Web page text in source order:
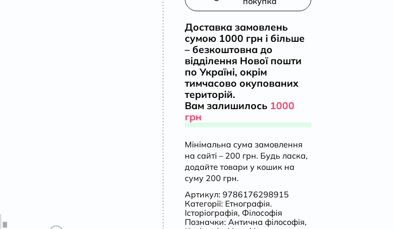
кількість
Доставка замовлень
сумою 1000 грн і більше
– безкоштовна до
відділення Нової пошти
по Україні, окрім
тимчасово окупованих
територій.
Вам залишилось 1000
грн
Мінімальна сума замовлення
на сайті – 200 грн. Будь ласка,
додайте товари у кошик на
суму 200 грн.
Артикул: 9786176298915
Категорії: Етнографія.
Історіографія, Філософія
Позначки: Антична філософія,